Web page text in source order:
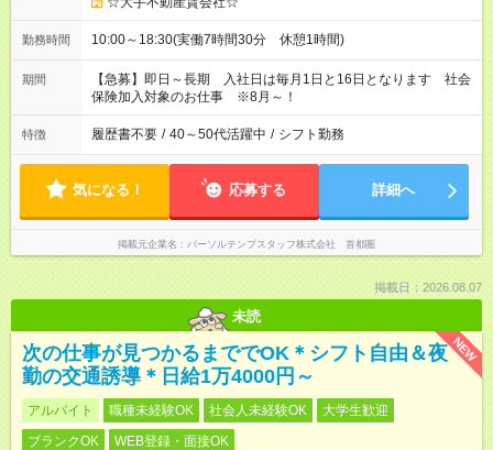
勤務時間 10:00～18:30(実働7時間30分 休憩1時間)
期間
【急募】即日～長期 入社日は毎月1日と16日となります 社会
保険加入対象のお仕事 ※8月～！
特徴 履歴書不要 / 40～50代活躍中 / シフト勤務
気になる！ 応募する 詳細へ
掲載元企業名 パーソルテンプスタッフ株式会社 首都圏
掲載日：2026.08.07
未読
NEW
次の仕事が見つかるまででOK＊シフト自由＆夜
勤の交通誘導＊日給1万4000円～
アルバイト 職種未経験OK 社会人未経験OK
大学生歓迎
ブランクOK
WEB登録・面接OK